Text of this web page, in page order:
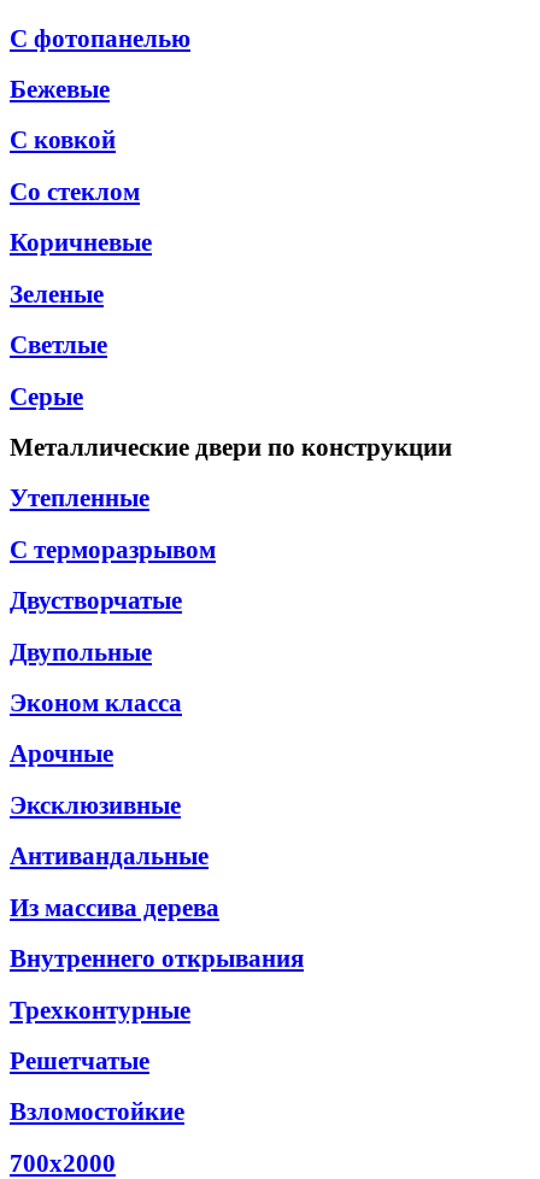
С фотопанелью
Бежевые
С ковкой
Со стеклом
Коричневые
Зеленые
Светлые
Серые
Металлические двери по конструкции
Утепленные
С терморазрывом
Двустворчатые
Двупольные
Эконом класса
Арочные
Эксклюзивные
Антивандальные
Из массива дерева
Внутреннего открывания
Трехконтурные
Решетчатые
Взломостойкие
700х2000